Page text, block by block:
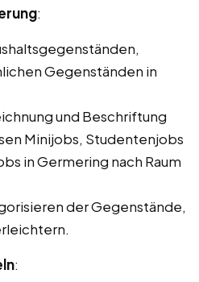
:
Gegenständen in
und Beschriftung
Minijobs, Studentenjobs
in Germering nach Raum
der Gegenstände,
: